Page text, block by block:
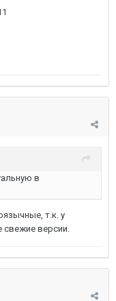
в
т.к. у
свежие версии.